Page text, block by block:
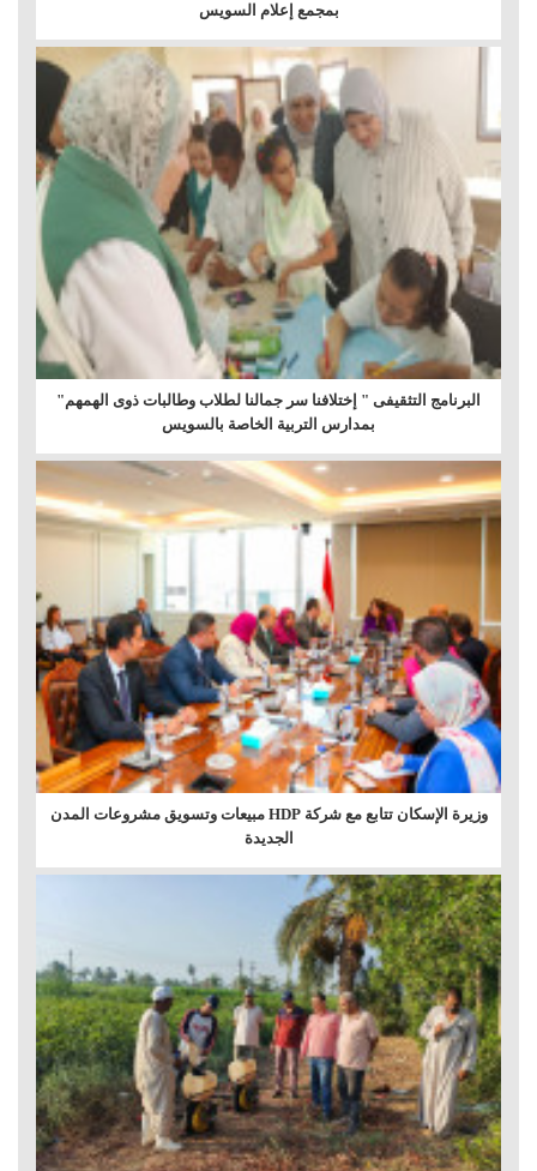
بمجمع إعلام السويس
البرنامج التثقيفى " إختلافنا سر جمالنا لطلاب وطالبات ذوى الهمهم"
بمدارس التربية الخاصة بالسويس
وزيرة الإسكان تتابع مع شركة HDP مبيعات وتسويق مشروعات المدن
الجديدة